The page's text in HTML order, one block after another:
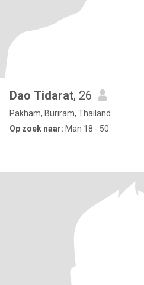
Dao Tidarat, 26
Pakham, Buriram, Thailand
Op zoek naar: Man 18 - 50